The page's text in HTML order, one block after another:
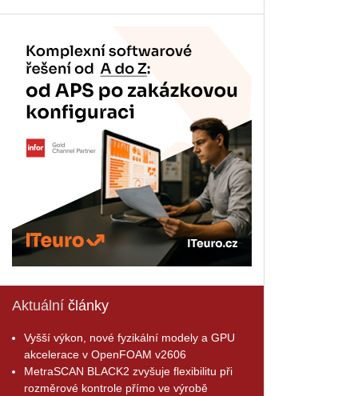
Aktuální články
Vyšší výkon, nové fyzikální modely a GPU
akcelerace v OpenFOAM v2606
MetraSCAN BLACK2 zvyšuje flexibilitu při
rozměrové kontrole přímo ve výrobě